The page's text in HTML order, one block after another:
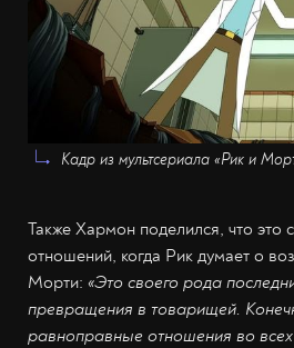
Кадр из мультсериала «Рик и
Также Хармон поделился, что это
отношений, когда Рик думает о
Морти: «Это своего рода
превращения в товарищей.
равноправные отношения во